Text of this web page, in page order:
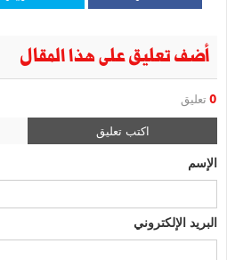
أضف تعليق على هذا المقال
0 تعليق
اكتب تعليق
الإسم
البريد الإلكتروني